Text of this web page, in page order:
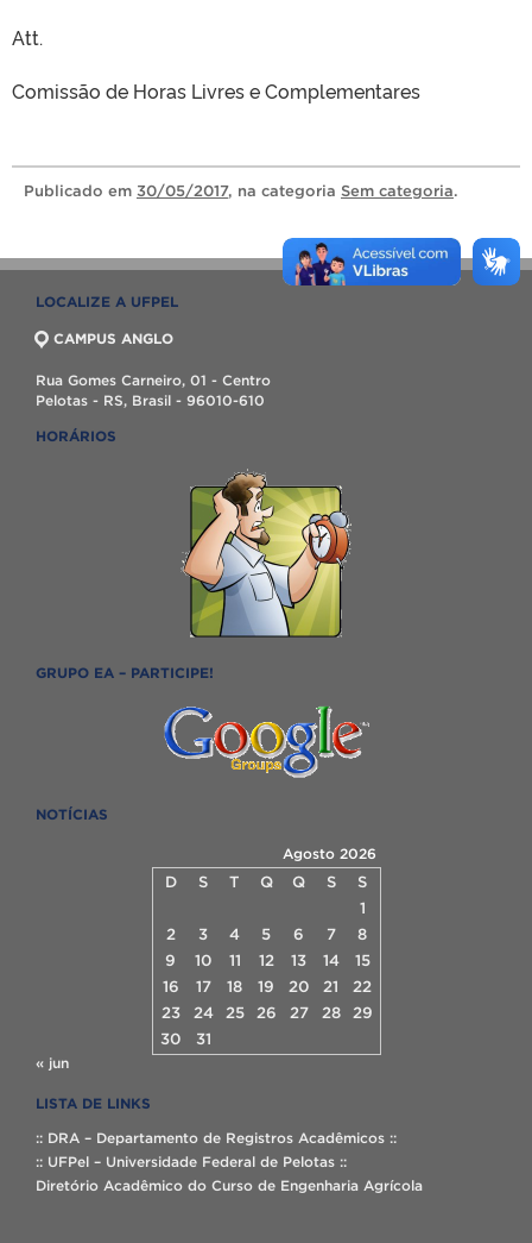
Att.
Comissão de Horas Livres e Complementares
Publicado em 30/05/2017, na categoria Sem categoria.
LOCALIZE A UFPEL
CAMPUS ANGLO
Rua Gomes Carneiro, 01 - Centro
Pelotas - RS, Brasil - 96010-610
HORÁRIOS
GRUPO EA – PARTICIPE!
NOTÍCIAS
Agosto 2026
D S T Q Q S
S
1
2
3 4 5 6 7
8
9
10 11 12 13 14
15
16
17 18 19 20 21
22
23
24 25 26 27 28
29
30
31
« jun
LISTA DE LINKS
:: DRA – Departamento de Registros Acadêmicos ::
:: UFPel – Universidade Federal de Pelotas ::
Diretório Acadêmico do Curso de Engenharia Agrícola